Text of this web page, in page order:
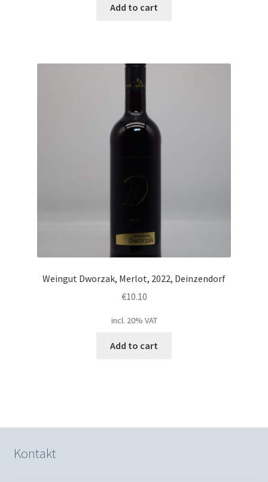
Add to cart
Weingut Dworzak, Merlot, 2022, Deinzendorf
€10.10
incl. 20% VAT
Add to cart
Kontakt